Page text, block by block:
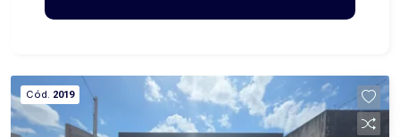
demolição, abrindo espaço para diversos tipos
totalizando 600 metros quadrados, o terreno
oferece excelente aproveitamento para
empreendimentos residenciais ou comerciais.
Cód. 2019